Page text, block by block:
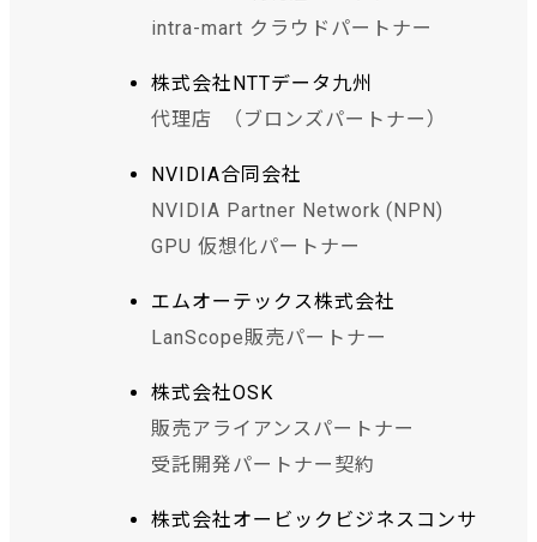
intra-mart クラウドパートナー
株式会社NTTデータ九州
代理店 （ブロンズパートナー）
NVIDIA合同会社
NVIDIA Partner Network (NPN)
GPU 仮想化パートナー
エムオーテックス株式会社
LanScope販売パートナー
株式会社OSK
販売アライアンスパートナー
受託開発パートナー契約
株式会社オービックビジネスコンサ